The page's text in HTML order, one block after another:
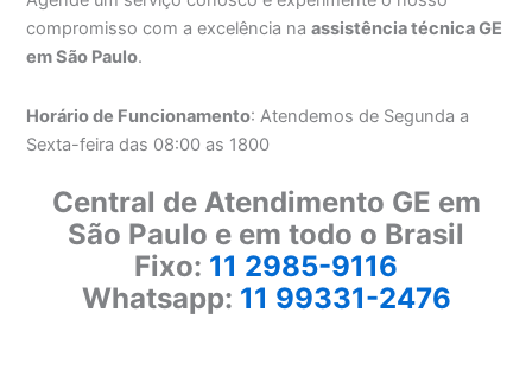
compromisso com a excelência naassistência técnica GE
em São Paulo.
Horário de Funcionamento: Atendemos de Segunda a
Sexta-feira das 08:00 as 1800
Central de Atendimento GE em
São Paulo e em todo o Brasil
Fixo: 11 2985-9116
Whatsapp: 11 99331-2476